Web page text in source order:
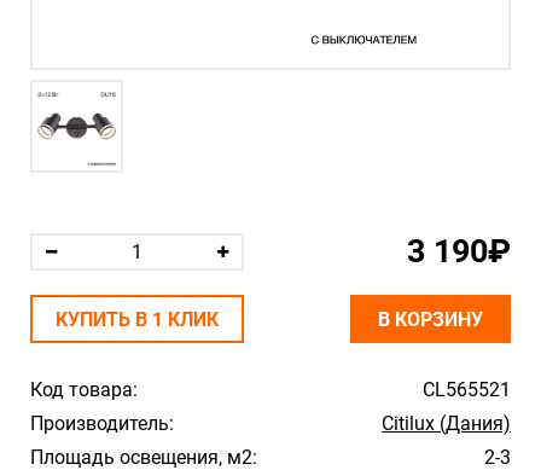
Код товара:
CL565521
Производитель:
Citilux (Дания)
Площадь освещения, м2:
2-3
3 190₽
КУПИТЬ В 1 КЛИК В КОРЗИНУ